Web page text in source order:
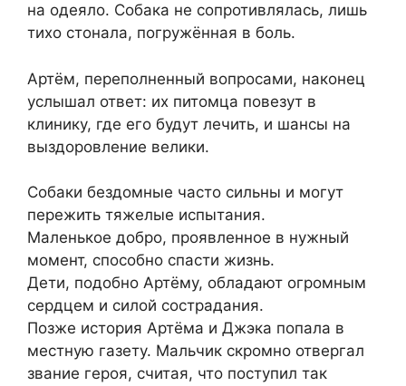
на одеяло. Собака не сопротивлялась, лишь
тихо стонала, погружённая в боль.
Артём, переполненный вопросами, наконец
услышал ответ: их питомца повезут в
клинику, где его будут лечить, и шансы на
выздоровление велики.
Собаки бездомные часто сильны и могут
пережить тяжелые испытания.
Маленькое добро, проявленное в нужный
момент, способно спасти жизнь.
Дети, подобно Артёму, обладают огромным
сердцем и силой сострадания.
Позже история Артёма и Джэка попала в
местную газету. Мальчик скромно отвергал
звание героя, считая, что поступил так